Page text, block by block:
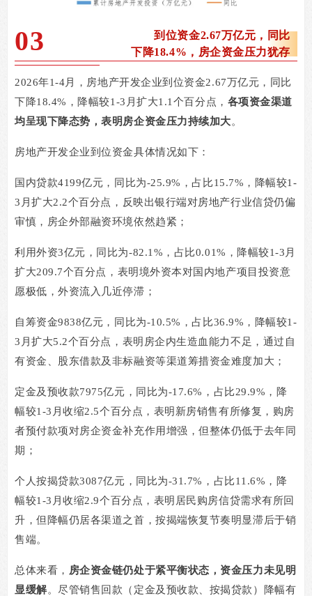
03
到位资金2.67万亿元，同比
下降18.4%，房企资金压力犹存
2026年1-4月，房地产开发企业到位资金2.67万亿元，同比
下降18.4% ，降幅较1-3 月扩大1.1 个百分点， 各项资金渠道
均呈现下降态势，表明房企资金压力持续加大。
房地产开发企业到位资金具体情况如下：
国内贷款4199亿元，同比为-25.9% ，占比15.7% ，降幅较1-
3 月扩大2.2个百分点，反映出银行端对房地产行业信贷仍偏
审慎，房企外部融资环境依然趋紧；
利用外资3亿元，同比为-82.1% ，占比0.01% ，降幅较1-3 月
扩大209.7个百分点，表明境外资本对国内地产项目投资意
愿极低，外资流入几近停滞；
自筹资金9838亿元，同比为-10.5% ，占比36.9% ，降幅较1-
3 月扩大5.2个百分点，表明房企内生造血能力不足，通过自
有资金、股东借款及非标融资等渠道筹措资金难度加大；
定金及预收款7975亿元，同比为-17.6% ，占比29.9% ，降
幅较1-3 月收缩2.5个百分点，表明新房销售有所修复，购房
者预付款项对房企资金补充作用增强，但整体仍低于去年同
期；
个人按揭贷款3087亿元，同比为-31.7% ，占比11.6% ，降
幅较1-3 月收缩2.9个百分点，表明居民购房信贷需求有所回
升，但降幅仍居各渠道之首，按揭端恢复节奏明显滞后于销
售端。
总体来看， 房企资金链仍处于紧平衡状态，资金压力未见明
显缓解。尽管销售回款（定金及预收款、按揭贷款）降幅有